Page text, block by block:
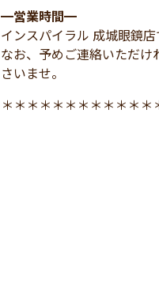
━営業時間━
インスパイラル 成城眼鏡
なお、予めご連絡いただ
さいませ。
＊＊＊＊＊＊＊＊＊＊＊